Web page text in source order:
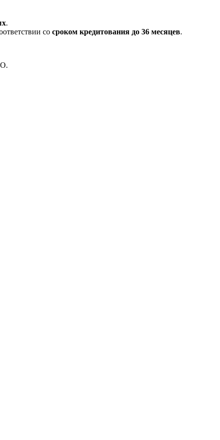
.
со сроком кредитования до 36 месяцев.